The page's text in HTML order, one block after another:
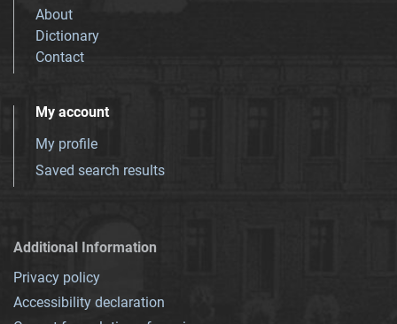
About
Dictionary
Contact
My account
My profile
Saved search results
Additional Information
Privacy policy
Accessibility declaration